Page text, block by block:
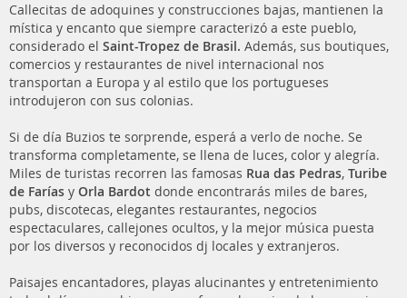
Callecitas de adoquines y construcciones bajas, mantienen la
mística y encanto que siempre caracterizó a este pueblo,
considerado el Saint-Tropez de Brasil. Además, sus boutiques,
comercios y restaurantes de nivel internacional nos
transportan a Europa y al estilo que los portugueses
introdujeron con sus colonias.
Si de día Buzios te sorprende, esperá a verlo de noche. Se
transforma completamente, se llena de luces, color y alegría.
Miles de turistas recorren las famosas Rua das Pedras, Turibe
de Farías y Orla Bardot donde encontrarás miles de bares,
pubs, discotecas, elegantes restaurantes, negocios
espectaculares, callejones ocultos, y la mejor música puesta
por los diversos y reconocidos dj locales y extranjeros.
Paisajes encantadores, playas alucinantes y entretenimiento